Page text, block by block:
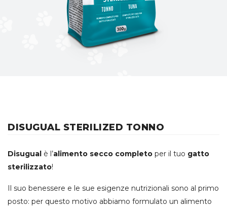
DISUGUAL STERILIZED TONNO
Disugual è l’alimento secco completo per il tuo gatto
sterilizzato!
Il suo benessere e le sue esigenze nutrizionali sono al primo
posto: per questo motivo abbiamo formulato un alimento